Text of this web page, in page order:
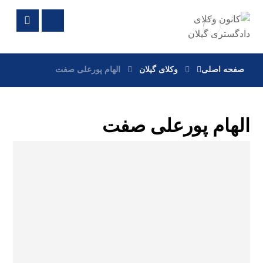
صفحه اصلی وکلای گیلان الهام پورعلی صفت
الهام پورعلی صفت